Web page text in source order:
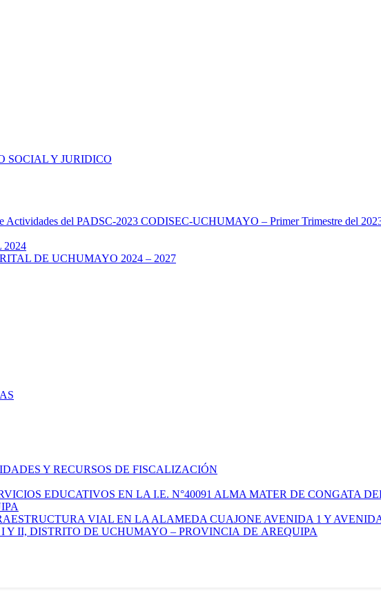
SOCIAL Y JURIDICO
Actividades del PADSC-2023 CODISEC-UCHUMAYO – Primer Trimestre del
2024
DE UCHUMAYO 2024 – 2027
Y RECURSOS DE FISCALIZACIÓN
EDUCATIVOS EN LA I.E. N°40091 ALMA MATER DE CONGATA
VIAL EN LA ALAMEDA CUAJONE AVENIDA 1 Y
Y II, DISTRITO DE UCHUMAYO – PROVINCIA DE AREQUIPA